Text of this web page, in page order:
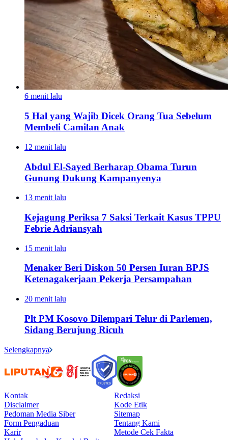
6 menit lalu
5 Hal yang Wajib Dicek Orang Tua Sebelum
Membeli Camilan Anak
12 menit lalu
Abdul El-Sayed Berharap Obama Turun
Gunung Dukung Kampanyenya
13 menit lalu
Kejagung Periksa 7 Saksi Terkait Kasus TPPU
Febrie Adriansyah
15 menit lalu
Menaker Beri Diskon 50 Persen Iuran BPJS
Ketenagakerjaan Pekerja Persampahan
20 menit lalu
Plt PM Kosovo Dilempari Telur di Parlemen,
Sidang Berujung Ricuh
Selengkapnya
Kontak
Redaksi
Disclaimer
Kode Etik
Pedoman Media Siber
Sitemap
Form Pengaduan
Tentang Kami
Karir
Metode Cek Fakta